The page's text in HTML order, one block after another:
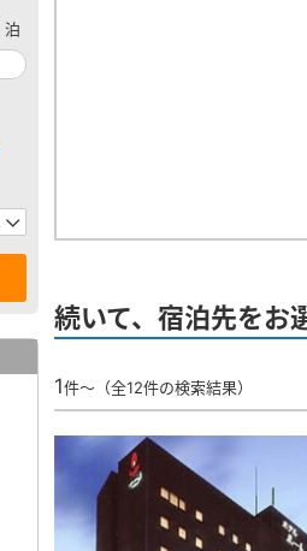
泊
続いて、宿泊先をお
1件～（全12件の検索結果）